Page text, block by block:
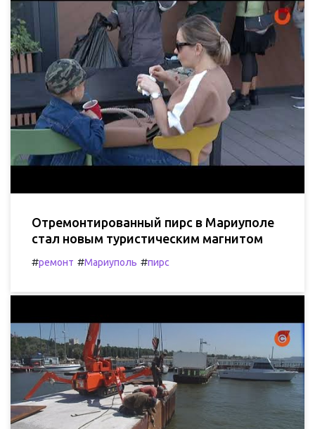
Отремонтированный пирс в Мариуполе
стал новым туристическим магнитом
#ремонт #Мариуполь #пирс